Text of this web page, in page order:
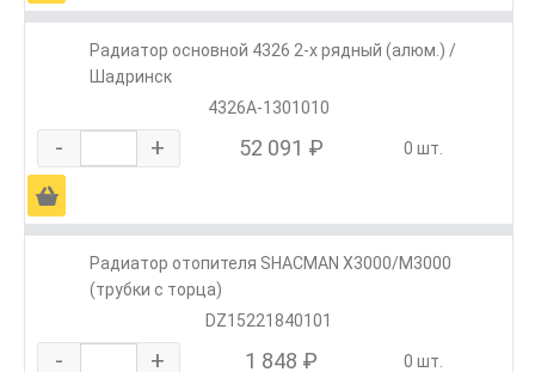
Радиатор основной 4326 2-х рядный (алюм.) /
Шадринск
4326А-1301010
- + 52 091 ₽ 0 шт.
Ä
Радиатор отопителя SHACMAN X3000/M3000
(трубки с торца)
DZ15221840101
- + 1 848 ₽ 0 шт.